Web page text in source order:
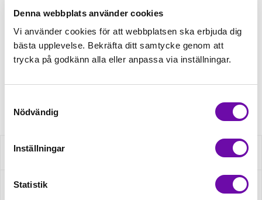
Denna webbplats använder cookies
Vi använder cookies för att webbplatsen ska erbjuda dig
bästa upplevelse. Bekräfta ditt samtycke genom att
trycka på godkänn alla eller anpassa via inställningar.
Nödvändig
Inställningar
Statistik
Leveranstid: Lev aug-sep
Minsta beställning: 1 st
Beskrivning
Fråga om produkt